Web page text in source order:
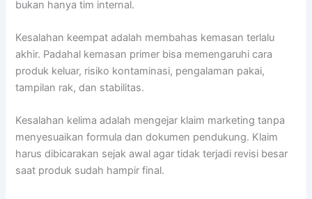
bukan hanya tim internal.
Kesalahan keempat adalah membahas kemasan terlalu
akhir. Padahal kemasan primer bisa memengaruhi cara
produk keluar, risiko kontaminasi, pengalaman pakai,
tampilan rak, dan stabilitas.
Kesalahan kelima adalah mengejar klaim marketing tanpa
menyesuaikan formula dan dokumen pendukung. Klaim
harus dibicarakan sejak awal agar tidak terjadi revisi besar
saat produk sudah hampir final.